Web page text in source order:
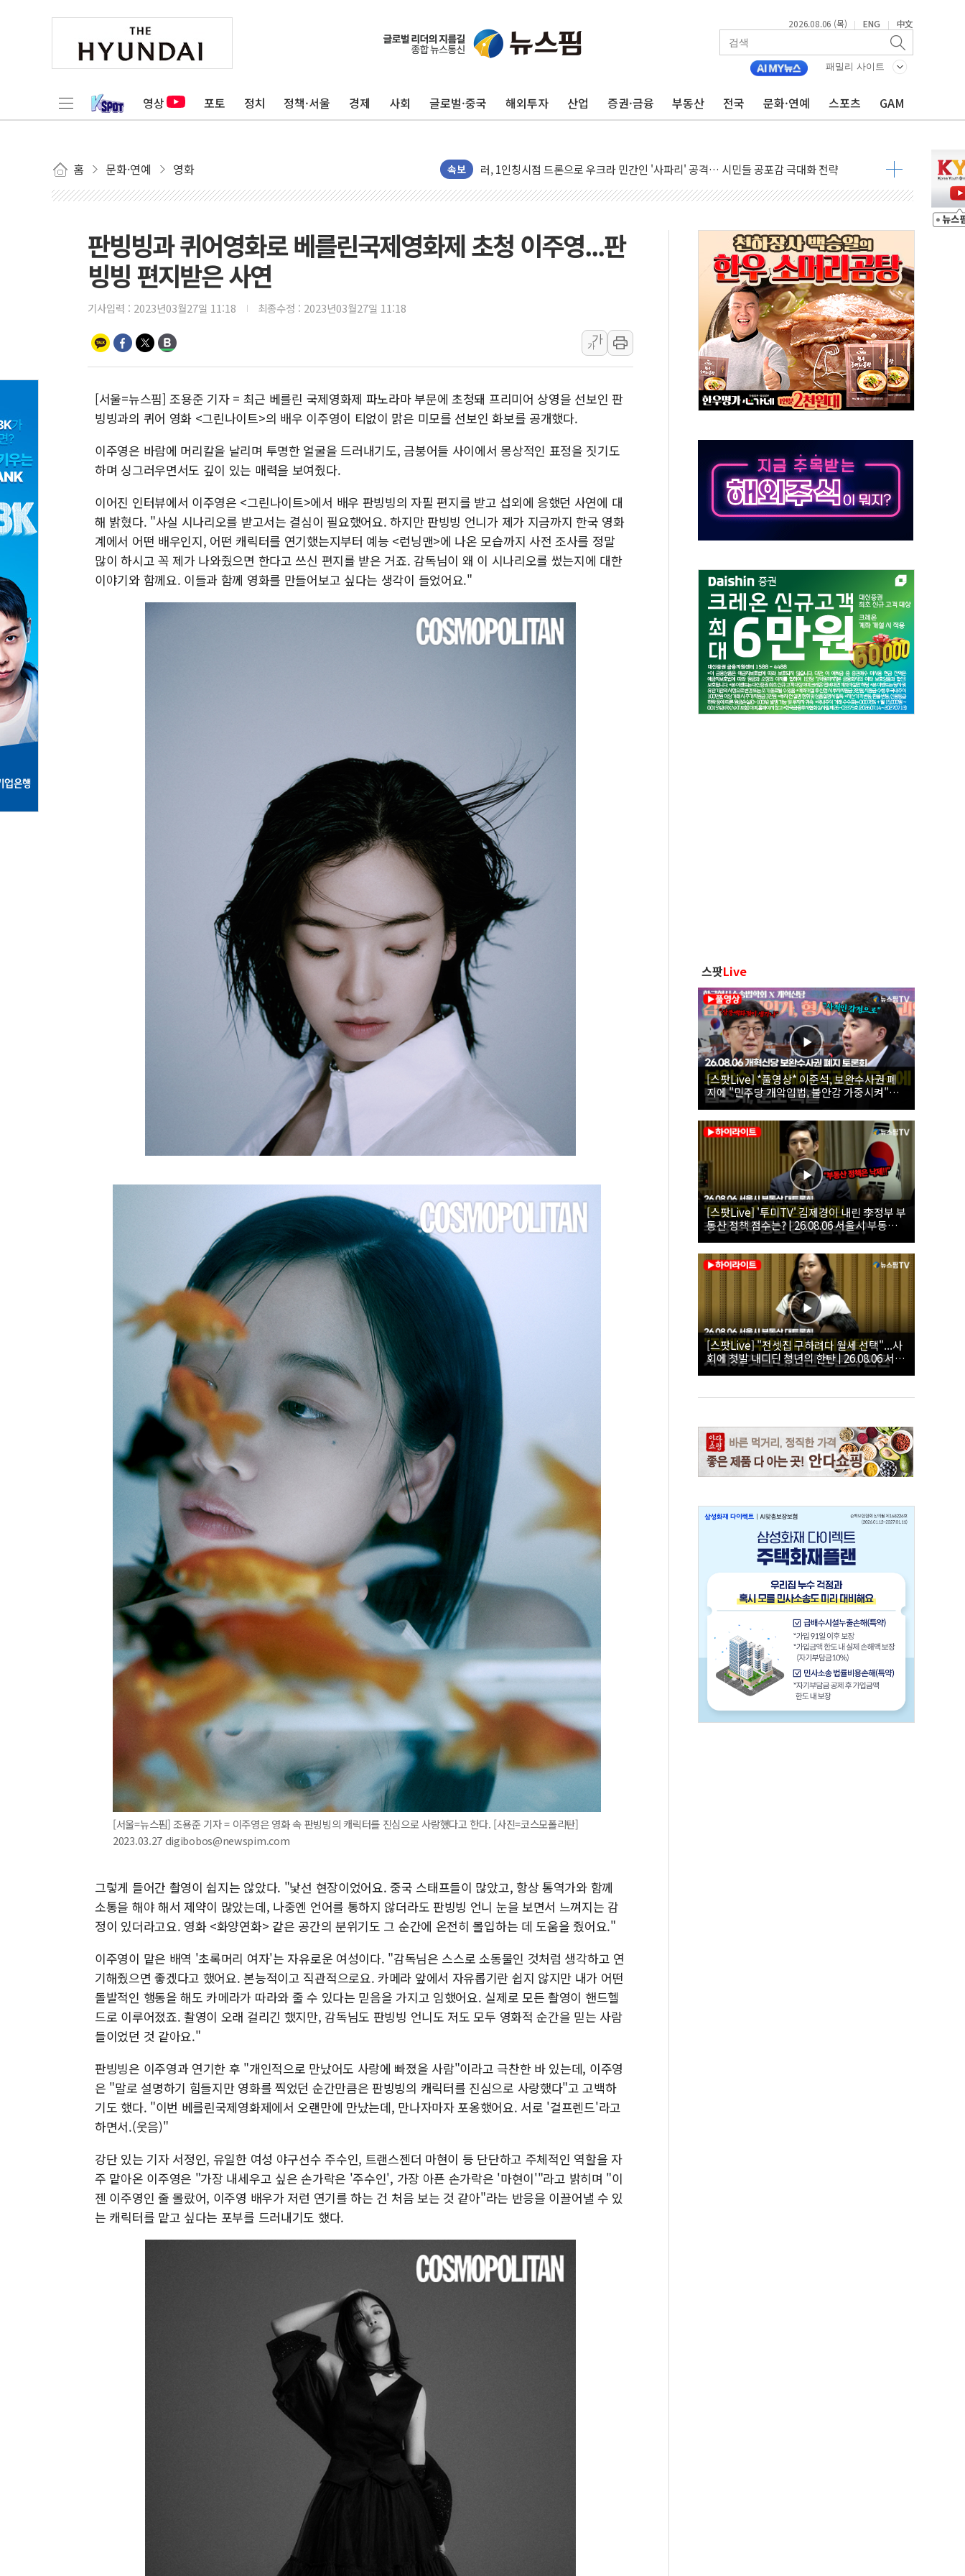
2026.08.06 (목) | ENG | 中文
패밀리 사이트
영상 포토 정치 정책·서울 경제 사회 글로벌·중국 해외투자 산업 증권·금융 부동산 전국 문화·연예 스포츠 GAM
홈 문화·연예 영화 속보
금값 7주 만에 최고…美 고용 둔화·호르무즈 재개방 기대에 강세
[인도증시] 중동 긴장 완화에 실적 호조까지, 상승...호실적 보고 기업 상승세 뚜렷
[베트남 증시] 지수 하락 속 'DGC' 임시 주총 기대감에 홀로 상한가…마진 잔액은 사상 최고
'월가의 황제' 다이먼 "금융시장 레버리지 위험수위…숨은 차입이 더 큰 변수"
김정관 산업부 장관 "주 52시간 손봐야, 경쟁상대 中과 비교해야"
해군 1함대 창설 80주년…지역과 함께하는 '선봉'의 대민 봉사
[3보] 북, 원산서 동해로 단거리 탄도미사일 1발 발사… 올해 10번째·42일 만 도발
우크라 드론 전술, 중남미 콜롬비아에 새 안보 위기… 반군·마약카르텔이 습득해 전투 활용
주한미군 "오산기지 누출, 백린 아닌 무해한 표면 부식 물질"
구미 폐염산처리업체서 불 2시간30여분만에 진화...외국인 노동자 숨져
강원도 폭염특보 11일째…온열질환·가축 피해 최소화 '총력 대응'
[코인 시황] 비트코인, ETF 자금 유입에도 박스권…美 암호화폐 법안 처리 여부도 변수
[르포] 39도 폭염 속 잠실 개표소 시위 '62일째'..."대부분 여기서 상주"
강원·전라권 폭염중대경보 확대…온열질환자 2665명·사망 23명
빚투·레버리지 줄었지만, 반도체 두 종목에 코스피 '휘청'
[2보] 북한, 원산서 동해상 단거리 탄도미사일 발사
판빙빙과 퀴어영화로 베를린국제영화제 초청 이주영...판
빙빙 편지받은 사연
기사입력 : 2023년03월27일 11:18 최종수정 : 2023년03월27일 11:18
가
가
[서울=뉴스핌] 조용준 기자 = 최근 베를린 국제영화제 파노라마 부문에 초청돼 프리미어 상영을 선보인 판
빙빙과의 퀴어 영화 <그린나이트>의 배우 이주영이 티없이 맑은 미모를 선보인 화보를 공개했다.
이주영은 바람에 머리칼을 날리며 투명한 얼굴을 드러내기도, 금붕어들 사이에서 몽상적인 표정을 짓기도
하며 싱그러우면서도 깊이 있는 매력을 보여줬다.
이어진 인터뷰에서 이주영은 <그린나이트>에서 배우 판빙빙의 자필 편지를 받고 섭외에 응했던 사연에 대
해 밝혔다. "사실 시나리오를 받고서는 결심이 필요했어요. 하지만 판빙빙 언니가 제가 지금까지 한국 영화
계에서 어떤 배우인지, 어떤 캐릭터를 연기했는지부터 예능 <런닝맨>에 나온 모습까지 사전 조사를 정말
많이 하시고 꼭 제가 나와줬으면 한다고 쓰신 편지를 받은 거죠. 감독님이 왜 이 시나리오를 썼는지에 대한
이야기와 함께요. 이들과 함께 영화를 만들어보고 싶다는 생각이 들었어요."
[서울=뉴스핌] 조용준 기자 = 이주영은 영화 속 판빙빙의 캐릭터를 진심으로 사랑했다고 한다. [사진=코스모폴리탄]
2023.03.27 digibobos@newspim.com
그렇게 들어간 촬영이 쉽지는 않았다. "낯선 현장이었어요. 중국 스태프들이 많았고, 항상 통역가와 함께
소통을 해야 해서 제약이 많았는데, 나중엔 언어를 통하지 않더라도 판빙빙 언니 눈을 보면서 느껴지는 감
정이 있더라고요. 영화 <화양연화> 같은 공간의 분위기도 그 순간에 온전히 몰입하는 데 도움을 줬어요."
이주영이 맡은 배역 '초록머리 여자'는 자유로운 여성이다. "감독님은 스스로 소동물인 것처럼 생각하고 연
기해줬으면 좋겠다고 했어요. 본능적이고 직관적으로요. 카메라 앞에서 자유롭기란 쉽지 않지만 내가 어떤
돌발적인 행동을 해도 카메라가 따라와 줄 수 있다는 믿음을 가지고 임했어요. 실제로 모든 촬영이 핸드헬
드로 이루어졌죠. 촬영이 오래 걸리긴 했지만, 감독님도 판빙빙 언니도 저도 모두 영화적 순간을 믿는 사람
들이었던 것 같아요."
판빙빙은 이주영과 연기한 후 "개인적으로 만났어도 사랑에 빠졌을 사람"이라고 극찬한 바 있는데, 이주영
은 "말로 설명하기 힘들지만 영화를 찍었던 순간만큼은 판빙빙의 캐릭터를 진심으로 사랑했다"고 고백하
기도 했다. "이번 베를린국제영화제에서 오랜만에 만났는데, 만나자마자 포옹했어요. 서로 '걸프렌드'라고
하면서.(웃음)"
강단 있는 기자 서정인, 유일한 여성 야구선수 주수인, 트랜스젠더 마현이 등 단단하고 주체적인 역할을 자
주 맡아온 이주영은 "가장 내세우고 싶은 손가락은 '주수인', 가장 아픈 손가락은 '마현이'"라고 밝히며 "이
젠 이주영인 줄 몰랐어, 이주영 배우가 저런 연기를 하는 건 처음 보는 것 같아"라는 반응을 이끌어낼 수 있
는 캐릭터를 맡고 싶다는 포부를 드러내기도 했다.
스팟Live
[스팟Live] *풀영상* 이준석, 보완수사권 폐
지에 "민주당 개악입법, 불안감 가중시켜"｜
26.08.06 개혁신당 보완수사권 폐지 토론회
[스팟Live] '투미TV' 김제경이 내린 李정부 부
동산 정책 점수는? | 26.08.06 서울시 부동산
대토론회
[스팟Live] "전셋집 구하려다 월세 선택"...사
회에 첫발 내디딘 청년의 한탄 | 26.08.06 서울
시 부동산 대토론회